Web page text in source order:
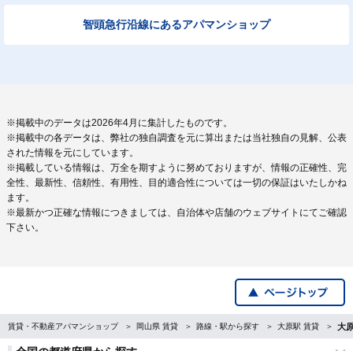
智頭急行沿線にあるアパマンショップ
※掲載中のデータは2026年4月に集計したものです。
※掲載中の各データは、弊社の独自調査を元に算出または当社独自の見解、公表
された情報を元にしています。
※掲載している情報は、万全を期すように努めておりますが、情報の正確性、完
全性、最新性、信頼性、有用性、目的適合性については一切の保証はいたしかね
ます。
※最新かつ正確な情報につきましては、自治体や店舗のウェブサイトにてご確認
下さい。
賃貸・不動産アパマンショップ 岡山県 賃貸 路線・駅から探す 大原駅 賃貸 大